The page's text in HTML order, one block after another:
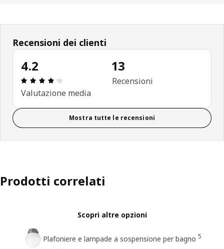
Recensioni dei clienti
4.2
Recensione: 4.2 di 5 stelle. Recensioni totali: 13
Valutazione media
13
Recensioni
Mostra tutte le recensioni
Prodotti correlati
Scopri altre opzioni
Plafoniere e lampade a sospensione per bagno 5